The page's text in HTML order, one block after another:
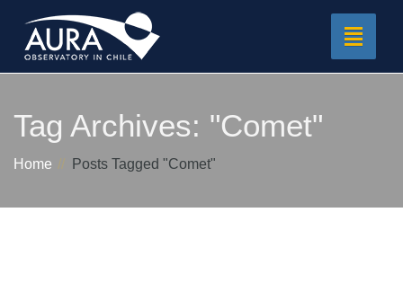
Toggle
Tag Archives: "Comet"
Home Posts Tagged "Comet"